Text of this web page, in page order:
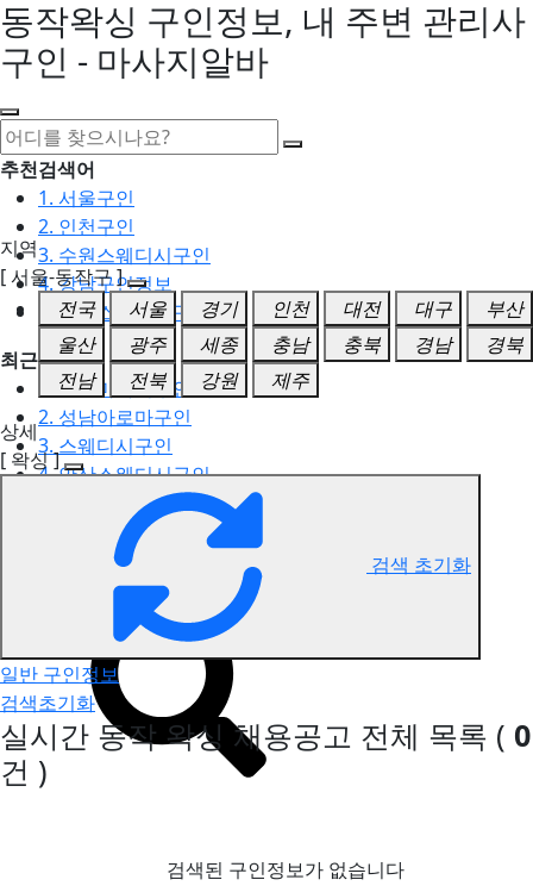
동작왁싱 구인정보, 내 주변 관리사
구인 - 마사지알바
추천검색어
1. 서울구인
2. 인천구인
3. 수원스웨디시구인
4. 강남구인정보
5. 동탄스웨디시구인
최근검색어
1. 일산마사지구인
2. 성남아로마구인
3. 스웨디시구인
4. 안산스웨디시구인
5. 아로마구인
동작 왁싱 구인정보
지역
[ 서울-동작구 ]
전국
서울 경기 인천 대전 대구
부산
울산
광주 세종 충남 충북 경남
경북
전남
전북 강원
제주
상세
[ 왁싱 ]
검색 초기화
일반 구인정보
검색초기화
실시간 동작 왁싱 채용공고 전체 목록 ( 0
건 )
검색된 구인정보가 없습니다